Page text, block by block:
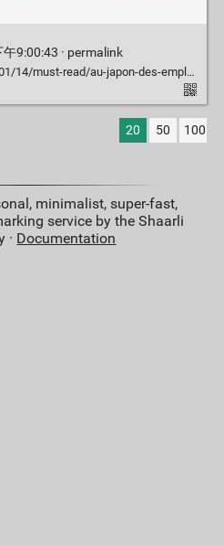
9:00:43 · permalink
recoivent-un-bonus-sils-viennent-travailler-avec-leur-chat/
20 50 100
minimalist, super-fast,
service by the Shaarli
· Documentation